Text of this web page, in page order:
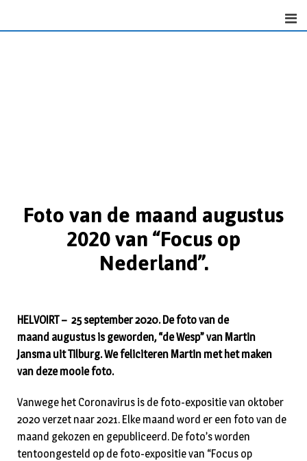
Foto van de maand augustus
2020 van “Focus op
Nederland”.
HELVOIRT – 25 september 2020. De foto van de
maand augustus is geworden, “de Wesp” van Martin
Jansma uit Tilburg. We feliciteren Martin met het maken
van deze mooie foto.
Vanwege het Coronavirus is de foto-expositie van oktober
2020 verzet naar 2021. Elke maand word er een foto van de
maand gekozen en gepubliceerd. De foto’s worden
tentoongesteld op de foto-expositie van “Focus op